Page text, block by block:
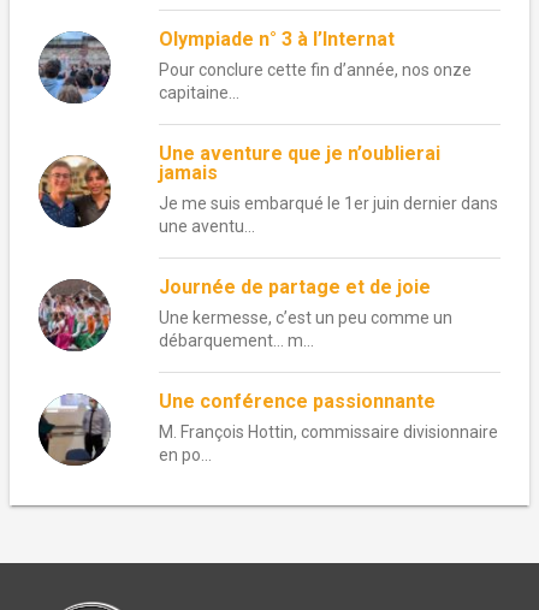
Olympiade n° 3 à l’Internat
Pour conclure cette fin d’année, nos onze
capitaine...
Une aventure que je n’oublierai
jamais
Je me suis embarqué le 1er juin dernier dans
une aventu...
Journée de partage et de joie
Une kermesse, c’est un peu comme un
débarquement… m...
Une conférence passionnante
M. François Hottin, commissaire divisionnaire
en po...